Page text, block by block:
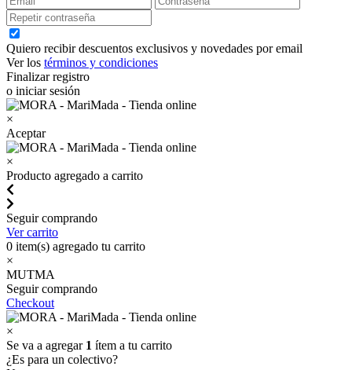
Quiero recibir descuentos exclusivos y novedades por email
Ver los términos y condiciones
Finalizar registro
o iniciar sesión
×
Aceptar
×
Producto agregado a carrito
Seguir comprando
Ver carrito
0 item(s) agregado tu carrito
×
MUTMA
Seguir comprando
Checkout
×
Se va a agregar 1 ítem a tu carrito
¿Es para un colectivo?